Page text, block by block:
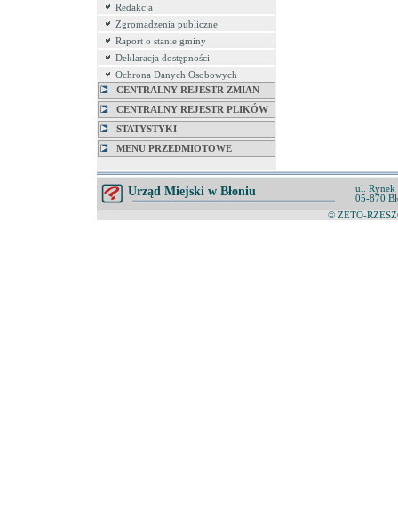
Redakcja
Zgromadzenia publiczne
Raport o stanie gminy
Deklaracja dostępności
Ochrona Danych Osobowych
CENTRALNY REJESTR ZMIAN
CENTRALNY REJESTR PLIKÓW
STATYSTYKI
MENU PRZEDMIOTOWE
Urząd Miejski w Błoniu
ul. Rynek
05-870
© ZETO-